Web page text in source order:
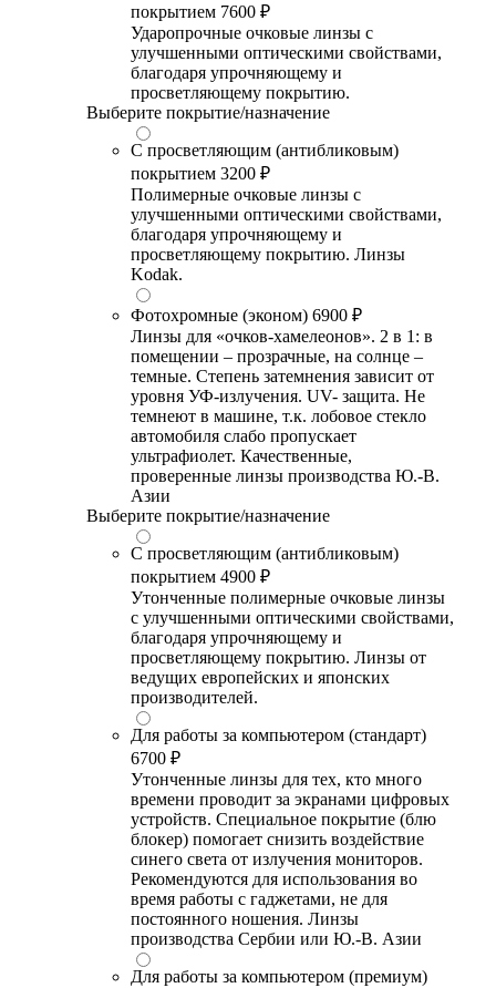
покрытием 7600 ₽
Ударопрочные очковые линзы с
улучшенными оптическими свойствами,
благодаря упрочняющему и
просветляющему покрытию.
Выберите покрытие/назначение
С просветляющим (антибликовым)
покрытием 3200 ₽
Полимерные очковые линзы с
улучшенными оптическими свойствами,
благодаря упрочняющему и
просветляющему покрытию. Линзы
Kodak.
Фотохромные (эконом) 6900 ₽
Линзы для «очков-хамелеонов». 2 в 1: в
помещении – прозрачные, на солнце –
темные. Степень затемнения зависит от
уровня УФ-излучения. UV- защита. Не
темнеют в машине, т.к. лобовое стекло
автомобиля слабо пропускает
ультрафиолет. Качественные,
проверенные линзы производства Ю.-В.
Азии
Выберите покрытие/назначение
С просветляющим (антибликовым)
покрытием 4900 ₽
Утонченные полимерные очковые линзы
с улучшенными оптическими свойствами,
благодаря упрочняющему и
просветляющему покрытию. Линзы от
ведущих европейских и японских
производителей.
Для работы за компьютером (стандарт)
6700 ₽
Утонченные линзы для тех, кто много
времени проводит за экранами цифровых
устройств. Специальное покрытие (блю
блокер) помогает снизить воздействие
синего света от излучения мониторов.
Рекомендуются для использования во
время работы с гаджетами, не для
постоянного ношения. Линзы
производства Сербии или Ю.-В. Азии
Для работы за компьютером (премиум)